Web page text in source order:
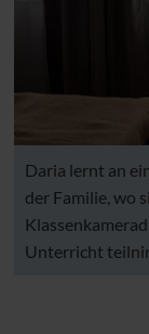
Daria lernt an
der Familie, wo
Unterricht